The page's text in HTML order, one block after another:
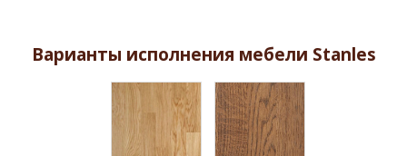
Варианты исполнения мебели Stanles